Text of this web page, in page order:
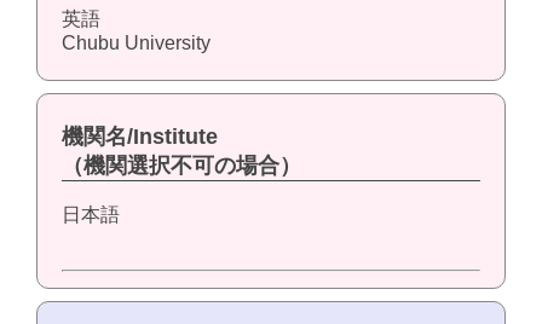
英語
Chubu University
機関名/Institute
（機関選択不可の場合）
日本語